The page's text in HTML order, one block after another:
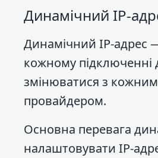
Динамічний IP-
Динамічний IP-адрес
кожному підключенні
змінюватися з
провайдером.
Основна перевага
налаштовувати IP-